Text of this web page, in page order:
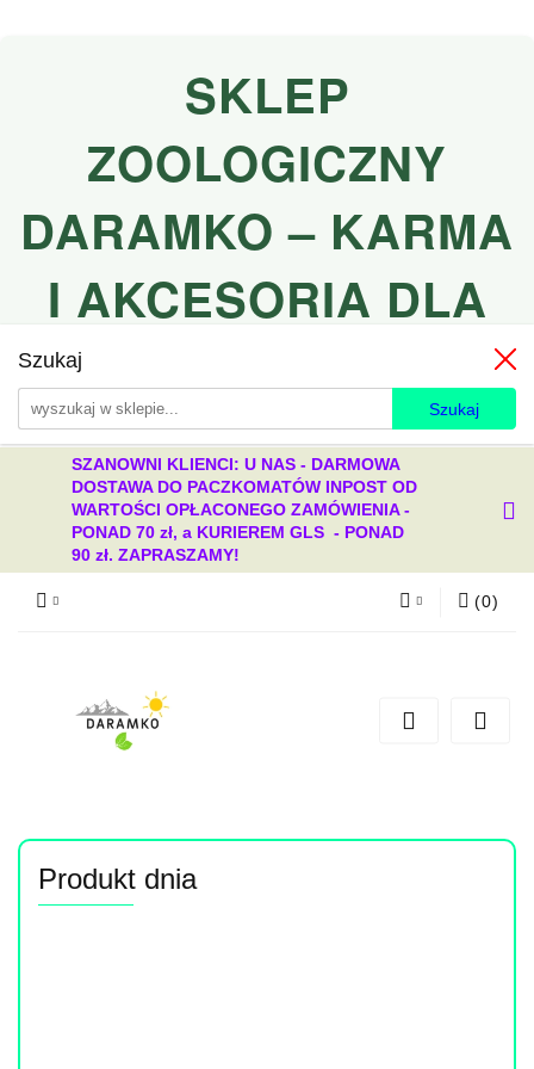
SKLEP
ZOOLOGICZNY
DARAMKO – KARMA
I AKCESORIA DLA
PSÓW I KOTÓW
Szukaj
SZANOWNI KLIENCI: U NAS - DARMOWA
DOSTAWA DO PACZKOMATÓW INPOST OD
WARTOŚCI OPŁACONEGO ZAMÓWIENIA -
PONAD 70 zł, a KURIEREM GLS - PONAD
90 zł. ZAPRASZAMY!
Dodaj zgłoszenie
(0)
Produkt dnia